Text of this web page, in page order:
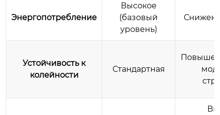
Энергопотребление
Высокое
(базовый
уровень)
Устойчивость к
колейности
Стандартная